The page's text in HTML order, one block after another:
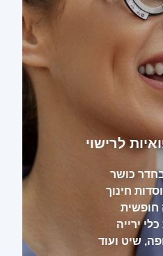
לרישוי
כושר
חינוך
חופשית
ירייה
שיט ועוד